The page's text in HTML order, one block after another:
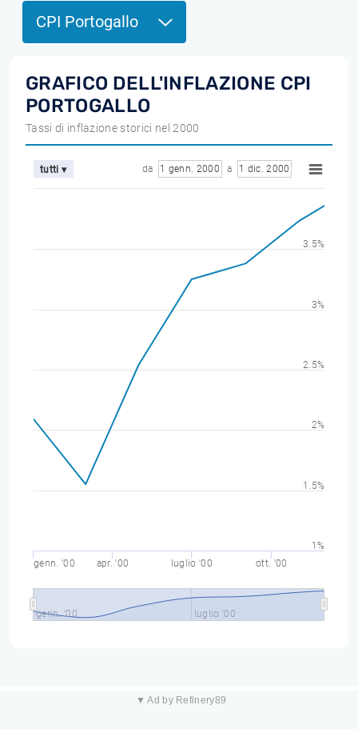
CPI Portogallo
GRAFICO DELL'INFLAZIONE CPI
PORTOGALLO
Tassi di inflazione storici nel 2000
tutti ▾ da 1 genn. 2000 a 1 dic. 2000
genn. '00 apr. '00 luglio '00 ott. '00
genn. '00 luglio '00
1%
1.5%
2%
2.5%
3%
3.5%
▼ Ad by Refinery89